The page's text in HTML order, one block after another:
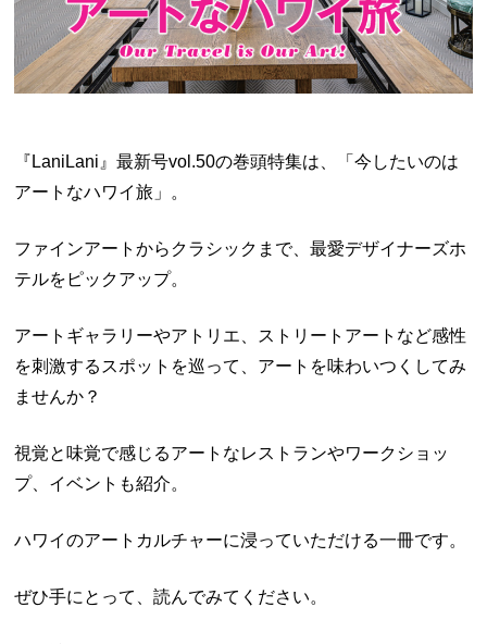
『LaniLani』最新号vol.50の巻頭特集は、「今したいのは
アートなハワイ旅」。
ファインアートからクラシックまで、最愛デザイナーズホ
テルをピックアップ。
アートギャラリーやアトリエ、ストリートアートなど感性
を刺激するスポットを巡って、アートを味わいつくしてみ
ませんか？
視覚と味覚で感じるアートなレストランやワークショッ
プ、イベントも紹介。
ハワイのアートカルチャーに浸っていただける一冊です。
ぜひ手にとって、読んでみてください。